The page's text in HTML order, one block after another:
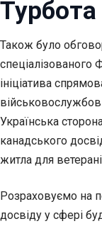
Турбота
Також було
спеціалізованого
ініціатива
Українська
канадського
житла для
Розраховуємо на
досвіду у сфері